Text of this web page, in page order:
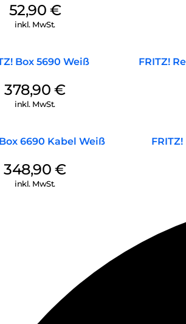
52,90 €
inkl. MwSt.
Box 5690 Weiß
378,90€
inkl. MwSt.
FRITZ!
6690 Kabel Weiß
348,90€
inkl. MwSt.